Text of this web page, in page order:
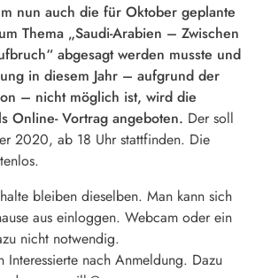
nun auch die für Oktober geplante
Thema „Saudi-Arabien – Zwischen
abgesagt werden musste und
in diesem Jahr – aufgrund der
– nicht möglich ist, wird die
Online- Vortrag angeboten. Der soll
2020, ab 18 Uhr stattfinden. Die
bleiben dieselben. Man kann sich
aus einloggen. Webcam oder ein
nicht notwendig.
Interessierte nach Anmeldung. Dazu